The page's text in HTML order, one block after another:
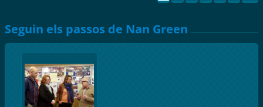
Seguin els passos de Nan Green